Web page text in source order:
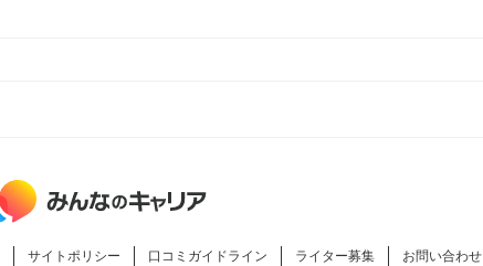
サイトポリシー 口コミガイドライン ライター募集 お問い合わせ